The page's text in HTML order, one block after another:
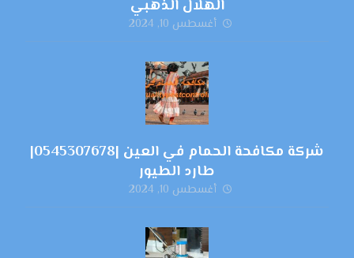
الهلال الذهبي
أغسطس 10, 2024
شركة مكافحة الحمام في العين |0545307678|
طارد الطيور
أغسطس 10, 2024